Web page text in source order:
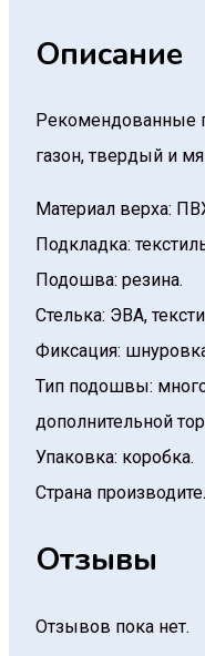
Описание
Рекомендованные
газон, твердый и
Материал верха:
Подкладка:
Подошва: резина.
Стелька: ЭВА,
Фиксация:
Тип подошвы:
дополнительной
Упаковка: коробка.
Страна
Отзывы
Отзывов пока нет.